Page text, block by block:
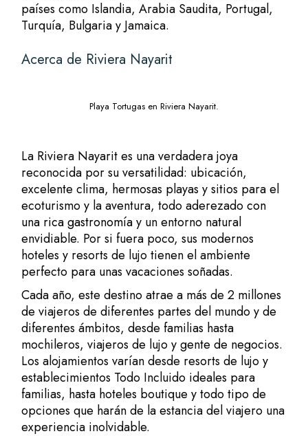
países como Islandia, Arabia Saudita, Portugal,
Turquía, Bulgaria y Jamaica.
Acerca de Riviera Nayarit
Playa Tortugas en Riviera Nayarit.
La Riviera Nayarit es una verdadera joya
reconocida por su versatilidad: ubicación,
excelente clima, hermosas playas y sitios para el
ecoturismo y la aventura, todo aderezadocon
una rica gastronomíay un entorno natural
envidiable. Por si fuera poco, sus modernos
hoteles y resorts de lujo tienen el ambiente
perfecto para unas vacaciones soñadas.
Cada año, este destino atrae a más de 2 millones
de viajeros de diferentes partes del mundo y de
diferentes ámbitos, desde familias hasta
mochileros, viajeros de lujo y gente de negocios.
Los alojamientos varían desde resorts de lujo y
establecimientos Todo Incluido ideales para
familias, hasta hoteles boutique y todo tipo de
opciones que harán de la estancia del viajero una
experiencia inolvidable.